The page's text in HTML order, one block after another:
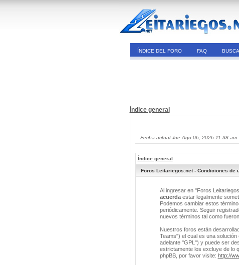
ÍNDICE DEL FORO FAQ
Índice general
Fecha actual Jue Ago 06, 2026 11:38 am
Índice general
Foros Leitariegos.net - Condiciones de
Al ingresar en "Foros
acuerdaestar legalmente
Podemos cambiar estos
periódicamente. Seguir
nuevos términos tal como
Nuestros foros están
Teams") el cual es una solución
adelante "GPL") y puede ser
estrictamente los excluye de lo
phpBB, por favor visite: http://